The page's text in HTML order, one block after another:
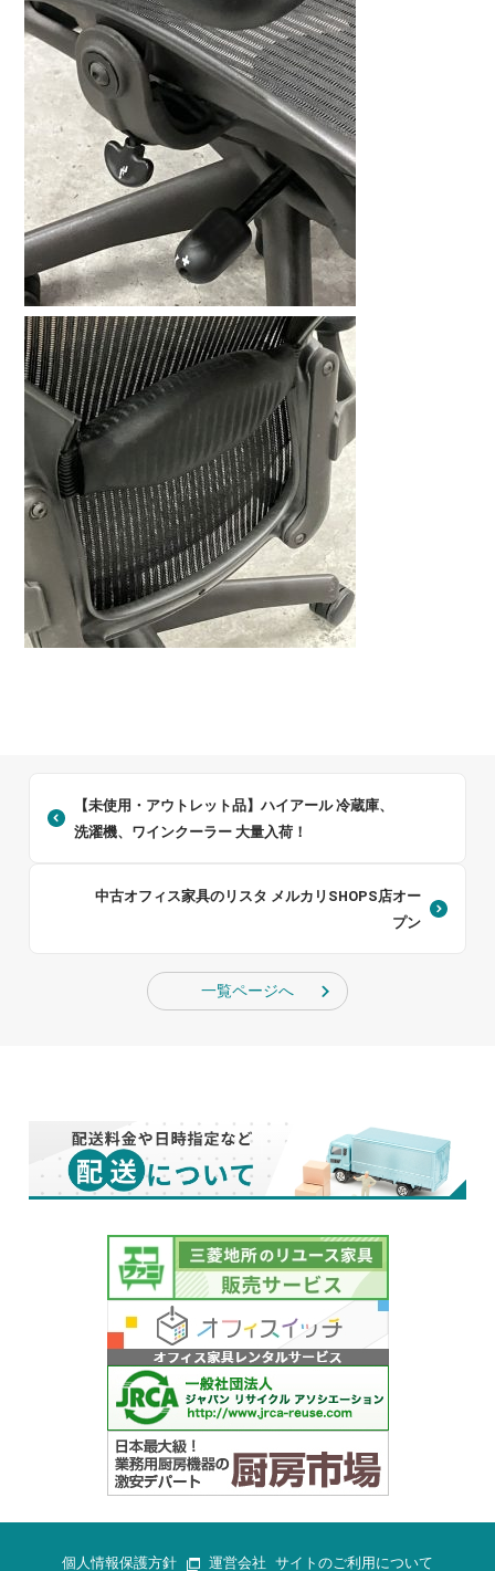
【未使用・アウトレット品】ハイアール 冷蔵庫、
洗濯機、ワインクーラー 大量入荷！
中古オフィス家具のリスタ メルカリSHOPS店オー
プン
一覧ページへ
個人情報保護方針 運営会社 サイトのご利用について